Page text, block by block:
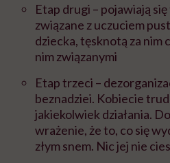
Etap drugi – pojawiają
związane z uczuciem
dziecka, tęsknotą za nim
nim związanymi
Etap trzeci –
beznadziei. Kobiecie
jakiekolwiek działania.
wrażenie, że to, co się
złym snem. Nic jej nie